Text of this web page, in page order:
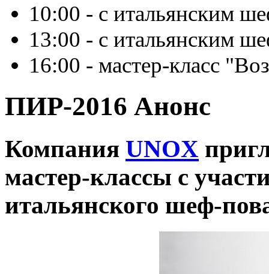
10:00 - с итальянским
13:00 - с итальянским
16:00 - мастер-класс
ПИР-2016 Анонс
Компания UNOX
мастер-классы с
итальянского шеф-